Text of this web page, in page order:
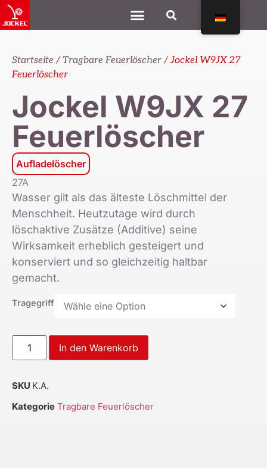
Startseite / Tragbare Feuerlöscher / Jockel W9JX 27
Feuerlöscher
Jockel W9JX 27
Feuerlöscher
Aufladelöscher
27A
Wasser gilt als das älteste Löschmittel der
Menschheit. Heutzutage wird durch
löschaktive Zusätze (Additive) seine
Wirksamkeit erheblich gesteigert und
konserviert und so gleichzeitig haltbar
gemacht.
Tragegriff
In den Warenkorb
SKU K.A.
Kategorie Tragbare Feuerlöscher